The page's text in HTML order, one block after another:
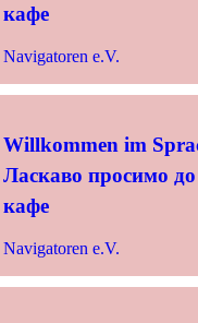
кафе
Navigatoren e.V.
Willkommen im
Ласкаво просимо
кафе
Navigatoren e.V.